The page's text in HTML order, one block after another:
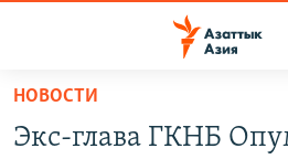
Вернуться
основному
НОВОСТИ
Экс-глава ГКНБ